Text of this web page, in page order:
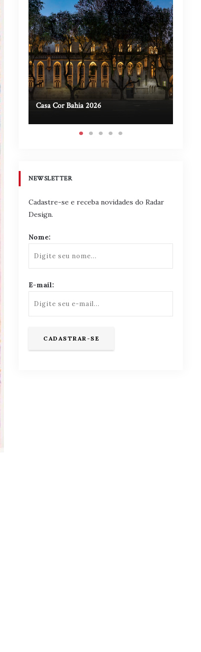
Casa Cor Bahia 2026
NEWSLETTER
Cadastre-se e receba novidades do Radar
Design.
Nome:
E-mail: